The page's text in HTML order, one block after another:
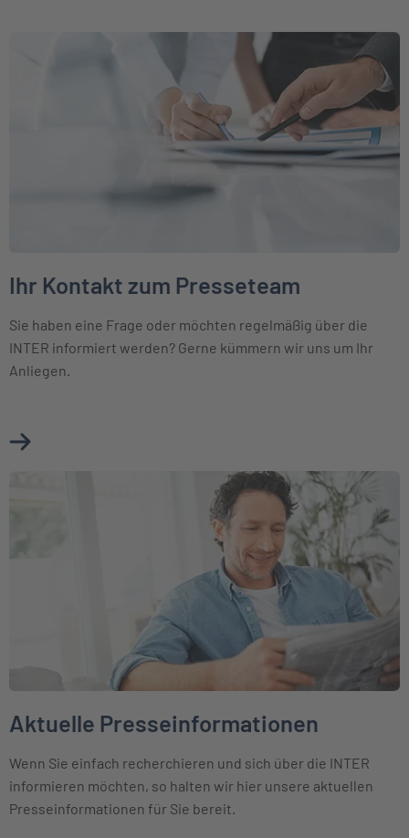
Ihr Kontakt zum Presseteam
Sie haben eine Frage oder möchten regelmäßig über die
INTER informiert werden? Gerne kümmern wir uns um Ihr
Anliegen.
Mehr über Ihr Kontakt zum Presseteam erfahren
Weiter zu Aktuelle Presseinformationen
Aktuelle Presseinformationen
Wenn Sie einfach recherchieren und sich über die INTER
informieren möchten, so halten wir hier unsere aktuellen
Presseinformationen für Sie bereit.